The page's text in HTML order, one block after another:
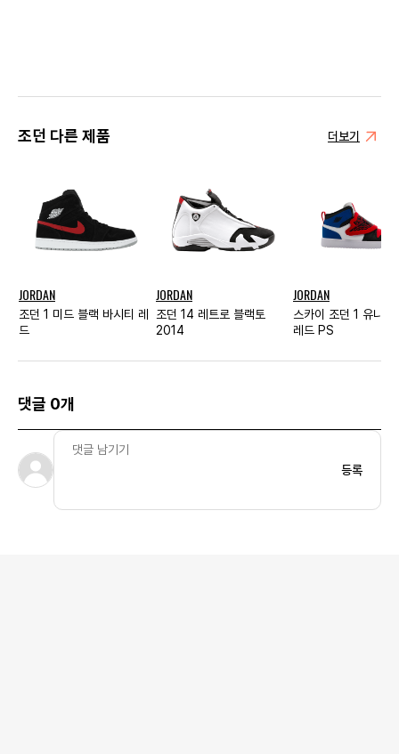
조던 다른 제품 더보기
JORDAN
조던 1 미드 블랙 바시티 레
드
JORDAN
조던 14 레트로 블랙토
2014
JORDAN
스카이 조던 1 유니버
레드 PS
댓글 0개
등록